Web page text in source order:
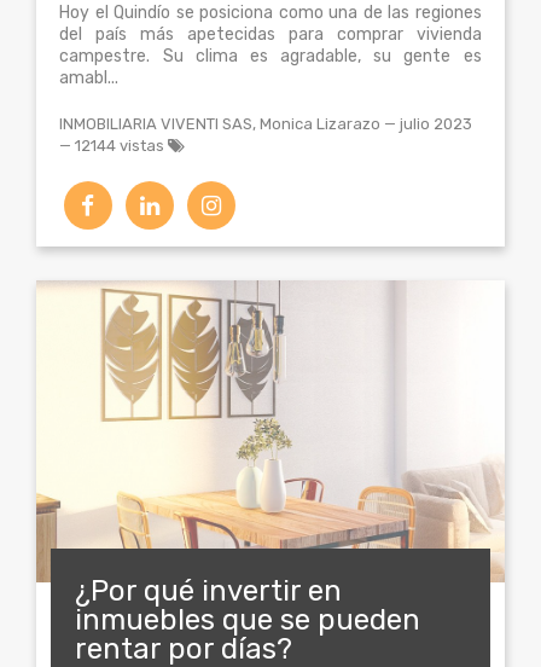
Hoy el Quindío se posiciona como una de las regiones
del país más apetecidas para comprar vivienda
campestre. Su clima es agradable, su gente es
amabl...
INMOBILIARIA VIVENTI SAS, Monica Lizarazo —julio 2023
— 12144 vistas
¿Por qué invertir en
inmuebles que se pueden
rentar por días?